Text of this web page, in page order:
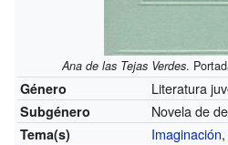
Ana de las Tejas Verdes.
Género Literatura
Subgénero Novela de
Tema(s) Imaginación,